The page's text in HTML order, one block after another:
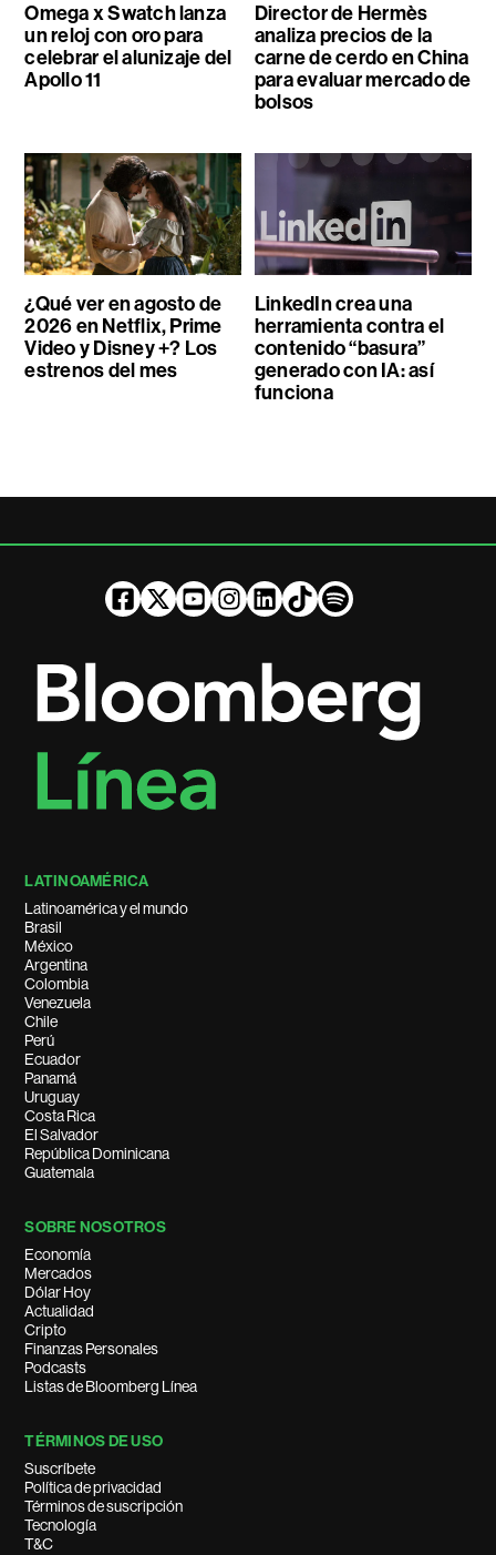
Omega x Swatch lanza
un reloj con oro para
celebrar el alunizaje del
Apollo 11
Director de Hermès
analiza precios de la
carne de cerdo en China
para evaluar mercado de
bolsos
¿Qué ver en agosto de
2026 en Netflix, Prime
Video y Disney +? Los
estrenos del mes
LinkedIn crea una
herramienta contra el
contenido “basura”
generado con IA: así
funciona
LATINOAMÉRICA
Latinoamérica y el mundo
Brasil
México
Argentina
Colombia
Venezuela
Chile
Perú
Ecuador
Panamá
Uruguay
Costa Rica
El Salvador
República Dominicana
Guatemala
SOBRE NOSOTROS
Economía
Mercados
Dólar Hoy
Actualidad
Cripto
Finanzas Personales
Podcasts
Listas de Bloomberg Línea
TÉRMINOS DE USO
Suscríbete
Política de privacidad
Términos de suscripción
Tecnología
T&C